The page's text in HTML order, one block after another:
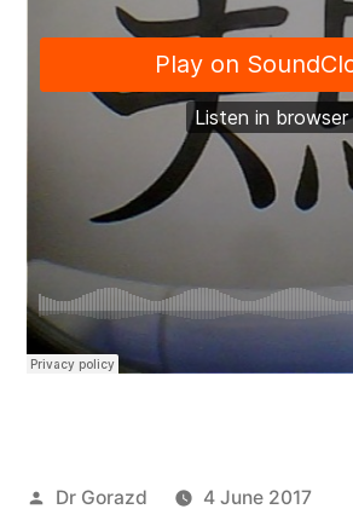
Posted
Dr Gorazd 4 June 2017